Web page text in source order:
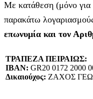
Με κατάθεση (μόνο
παρακάτω
επωνυμία και τον
ΤΡΑΠΕΖΑ ΠΕΙΡΑΙΩΣ:
IBAN: GR20 0172 2000
Δικαιούχος: ΖΑΧΟΣ